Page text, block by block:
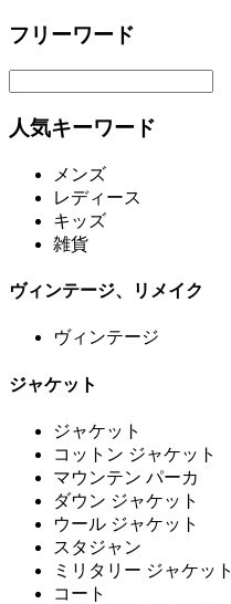
フリーワード
人気キーワード
メンズ
レディース
キッズ
雑貨
ヴィンテージ、リメイク
ヴィンテージ
ジャケット
ジャケット
コットン ジャケット
マウンテン パーカ
ダウン ジャケット
ウール ジャケット
スタジャン
ミリタリー ジャケット
コート